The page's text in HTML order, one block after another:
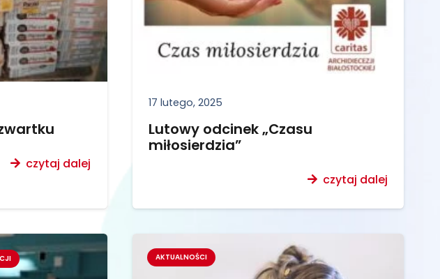
czytaj dalej
17 lutego, 2025
Lutowy odcinek „Czasu
miłosierdzia”
czytaj dalej
AKTUALNOŚCI